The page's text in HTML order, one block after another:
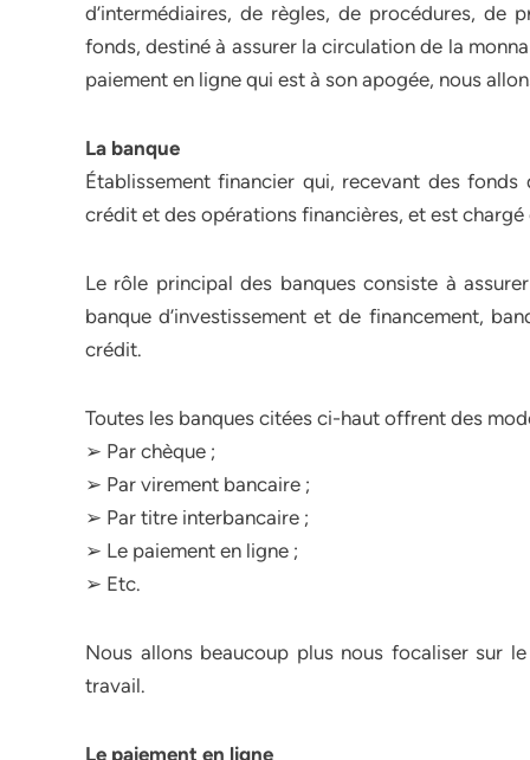
d’intermédiaires, de règles, de procédures, de
fonds, destiné à assurer la circulation de la
paiement en ligne qui est à son apogée, nous
La banque
Établissement financier qui, recevant des
crédit et des opérations financières, et est
Le rôle principal des banques consiste à
banque d’investissement et de financement,
crédit.
Toutes les banques citées ci-haut offrent des
➢ Par chèque ;
➢ Par virement bancaire ;
➢ Par titre interbancaire ;
➢ Le paiement en ligne ;
➢ Etc.
Nous allons beaucoup plus nous focaliser sur
travail.
Le paiement en ligne